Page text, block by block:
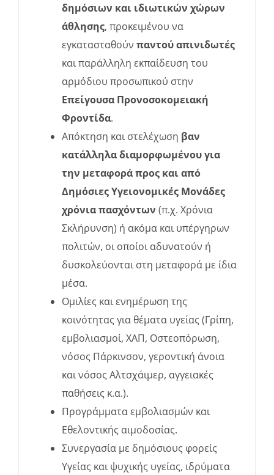
δημόσιων και ιδιωτικών χώρων
άθλησης, προκειμένου να
εγκατασταθούν παντού απινιδωτές
και παράλληλη εκπαίδευση του
αρμόδιου προσωπικού στην
Επείγουσα Προνοσοκομειακή
Φροντίδα.
Απόκτηση και στελέχωση βαν
κατάλληλα διαμορφωμένου για
την μεταφορά προς και από
Δημόσιες Υγειονομικές Μονάδες
χρόνια πασχόντων (π.χ. Χρόνια
Σκλήρυνση) ή ακόμα και υπέργηρων
πολιτών, οι οποίοι αδυνατούν ή
δυσκολεύονται στη μεταφορά με ίδια
μέσα.
Ομιλίες και ενημέρωση της
κοινότητας για θέματα υγείας (Γρίπη,
εμβολιασμοί, ΧΑΠ, Οστεοπόρωση,
νόσος Πάρκινσον, γεροντική άνοια
και νόσος Αλτσχάιμερ, αγγειακές
παθήσεις κ.α.).
Προγράμματα εμβολιασμών και
Εθελοντικής αιμοδοσίας.
Συνεργασία με δημόσιους φορείς
Υγείας και ψυχικής υγείας, ιδρύματα